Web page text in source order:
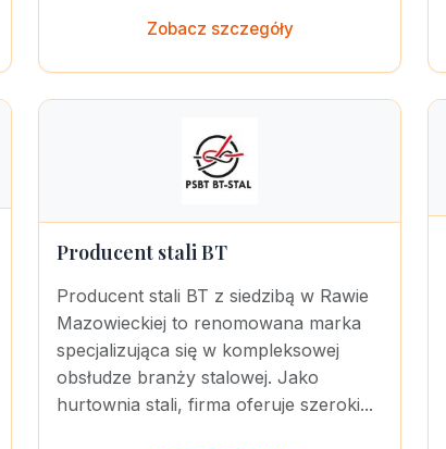
Zobacz szczegóły
Producent stali BT
Producent stali BT z siedzibą w Rawie
Mazowieckiej to renomowana marka
specjalizująca się w kompleksowej
obsłudze branży stalowej. Jako
hurtownia stali, firma oferuje szeroki...